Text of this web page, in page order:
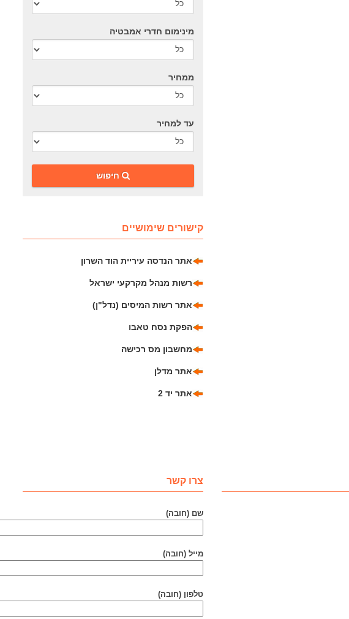
מינימום חדרי אמבטיה
ממחיר
עד למחיר
‎חיפוש
קישורים שימושיים
אתר הנדסה עיריית הוד השרון
רשות מנהל מקרקעי ישראל
אתר רשות המיסים (נדל"ן)
הפקת נסח טאבו
מחשבון מס רכישה
אתר מדלן
אתר יד 2
צרו קשר
שם (חובה)
מייל (חובה)
טלפון (חובה)